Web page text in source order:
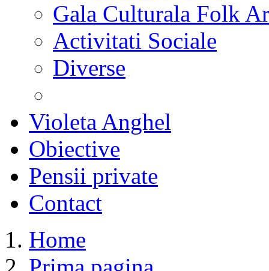
Gala Culturala Folk
Activitati Sociale
Diverse
Violeta Anghel
Obiective
Pensii private
Contact
Home